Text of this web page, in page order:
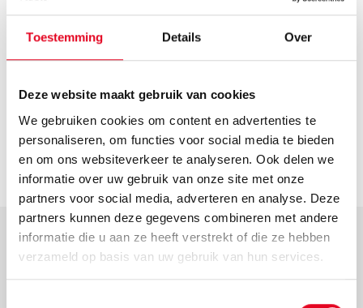
Toestemming Details Over
Deze website maakt gebruik van cookies
We gebruiken cookies om content en advertenties te
personaliseren, om functies voor social media te bieden
en om ons websiteverkeer te analyseren. Ook delen we
informatie over uw gebruik van onze site met onze
partners voor social media, adverteren en analyse. Deze
partners kunnen deze gegevens combineren met andere
informatie die u aan ze heeft verstrekt of die ze hebben
verzameld op basis van uw gebruik van hun services.
Goed om te weten.
Openingstijden
Helaas hebben we geen actuele openingstijden van deze
dealer. Neem voor de actuele openingstijden contact op
Contact
hajo.otten@ewetel.net
Ga naar dealer